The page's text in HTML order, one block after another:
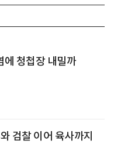
에 청첩장 내밀까
검찰 이어 육사까지